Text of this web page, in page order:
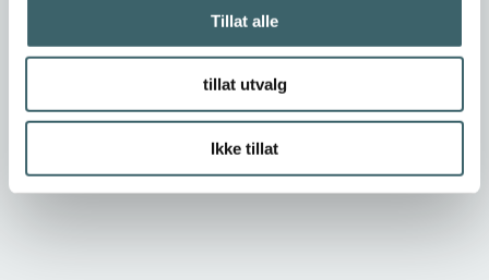
Tillat alle
tillat utvalg
Ikke tillat